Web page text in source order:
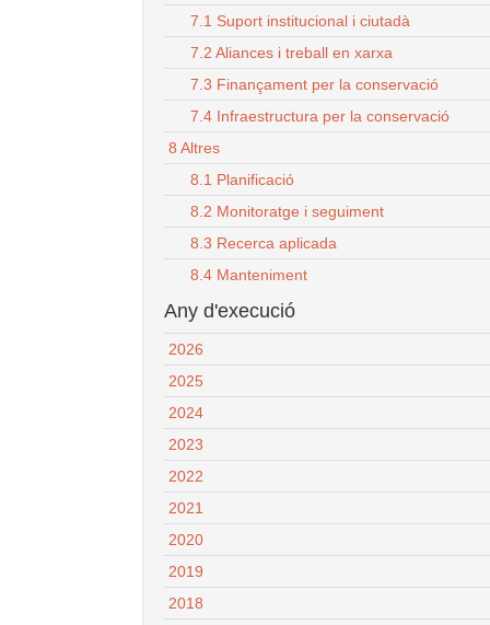
7.1 Suport institucional i ciutadà
7.2 Aliances i treball en xarxa
7.3 Finançament per la conservació
7.4 Infraestructura per la conservació
8 Altres
8.1 Planificació
8.2 Monitoratge i seguiment
8.3 Recerca aplicada
8.4 Manteniment
Any d'execució
2026
2025
2024
2023
2022
2021
2020
2019
2018